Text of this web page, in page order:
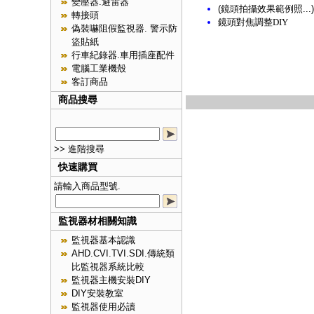
轉接頭
偽裝嚇阻假監視器. 警示防
盜貼紙
行車紀錄器.車用插座配件
電腦工業機殼
客訂商品
商品搜尋
>> 進階搜尋
快速購買
請輸入商品型號.
監視器材相關知識
監視器基本認識
AHD.CVI.TVI.SDI.傳統類
比監視器系統比較
監視器主機安裝DIY
DIY安裝教室
監視器使用必讀
(鏡頭拍攝效果範例照...)
鏡頭對焦調整DIY